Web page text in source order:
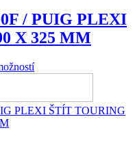
/ PUIG PLEXI
X 325 MM
Tento
viacero
variantov.